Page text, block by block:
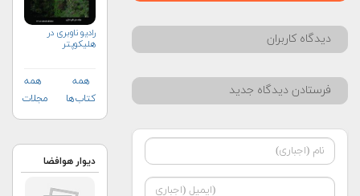
دیدگاه کاربران
فرستادن دیدگاه جدید
رادیو ناوبری در
هلیکوپتر
همه
کتاب‌ها
همه
مجلات
دیوار هوافضا